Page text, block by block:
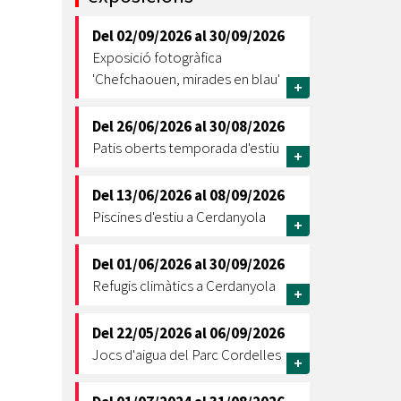
Ètica i Integritat
Retiment de Comptes
Accés a Informació Pública
Dades Obertes
Catàleg de Serveis i Tràmits
Equipaments
Mercats Municipals
Webs Municipals
Del02/09/2026al30/09/2026
Exposició fotogràfica
'Chefchaouen, mirades en blau'
+
Del26/06/2026al30/08/2026
Patis oberts temporada d'estiu
+
Del13/06/2026al08/09/2026
Piscines d'estiu a Cerdanyola
+
Del01/06/2026al30/09/2026
Refugis climàtics a Cerdanyola
+
Del22/05/2026al06/09/2026
Jocs d'aigua del Parc Cordelles
+